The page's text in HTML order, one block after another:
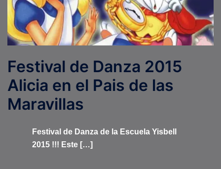
Festival de Danza 2015
Alicia en el Pais de las
Maravillas
Festival de Danza de la Escuela Yisbell
2015 !!! Este […]